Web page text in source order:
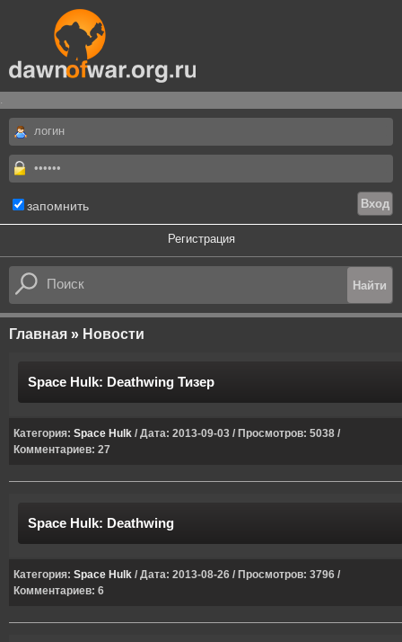
.
запомнить
Регистрация
Главная » Новости
Space Hulk: Deathwing Тизер
Категория: Space Hulk / Дата: 2013-09-03 / Просмотров: 5038 /
Комментариев: 27
Space Hulk: Deathwing
Категория: Space Hulk / Дата: 2013-08-26 / Просмотров: 3796 /
Комментариев: 6